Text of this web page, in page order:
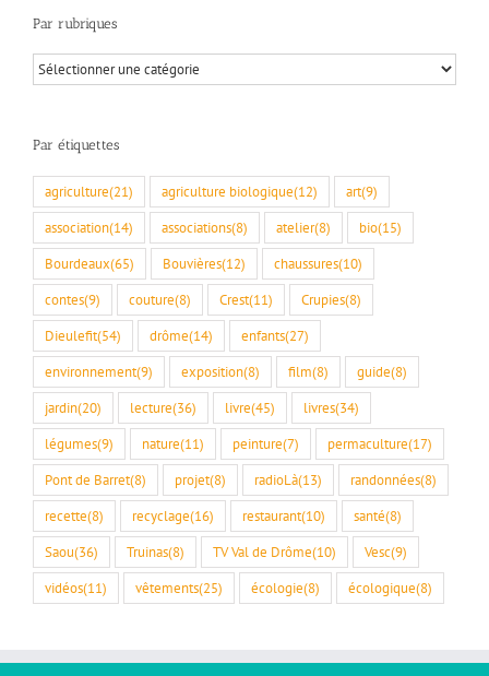
Par rubriques
Par
rubriques
Par étiquettes
agriculture(21) agriculture biologique(12) art(9)
association(14) associations(8) atelier(8) bio(15)
Bourdeaux(65) Bouvières(12) chaussures(10)
contes(9) couture(8) Crest(11) Crupies(8)
Dieulefit(54) drôme(14) enfants(27)
environnement(9) exposition(8) film(8) guide(8)
jardin(20) lecture(36) livre(45) livres(34)
légumes(9) nature(11) peinture(7) permaculture(17)
Pont de Barret(8) projet(8) radioLà(13) randonnées(8)
recette(8) recyclage(16) restaurant(10) santé(8)
Saou(36) Truinas(8) TV Val de Drôme(10) Vesc(9)
vidéos(11) vêtements(25) écologie(8) écologique(8)